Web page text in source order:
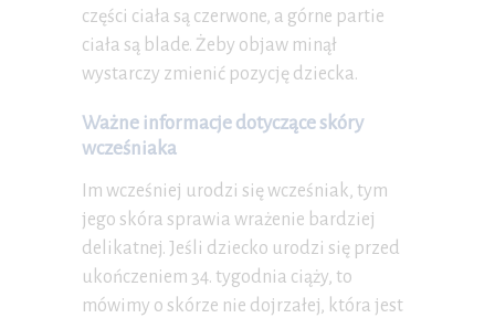
części ciała są czerwone, a górne partie
ciała są blade. Żeby objaw minął
wystarczy zmienić pozycję dziecka.
Ważne informacje dotyczące skóry
wcześniaka
Im wcześniej urodzi się wcześniak, tym
jego skóra sprawia wrażenie bardziej
delikatnej. Jeśli dziecko urodzi się przed
ukończeniem 34. tygodnia ciąży, to
mówimy o skórze nie dojrzałej, która jest